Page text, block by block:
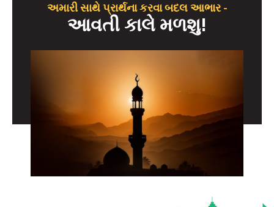
અમારી સાથે પ્રાર્થના કરવા બદલ આભાર -
આવતી કાલે મળશુ!